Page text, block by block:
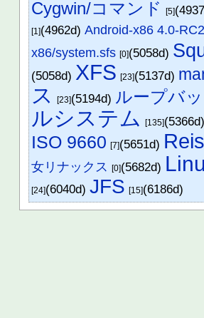
Cygwin/コマンド [5]
[1](4962d)Android-x86 4.0-
x86/system.sfs [0](5058d)
(5058d) XFS [23](5137d)
ス [23](5194d) ループバ
ルシステム [135]
ISO 9660 [7](5651d)
女リナックス [0](5682d)
[24](6040d)JFS [15](6186d)